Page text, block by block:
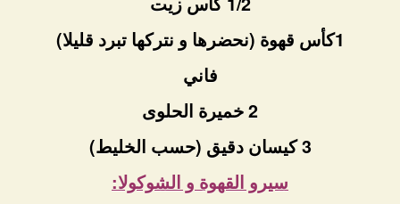
1كأس قهوة (نحضرها و نتركها تبرد قليلا)
فاني
2 خميرة الحلوى
3 كيسان دقيق (حسب الخليط)
سيرو القهوة و الشوكولا: